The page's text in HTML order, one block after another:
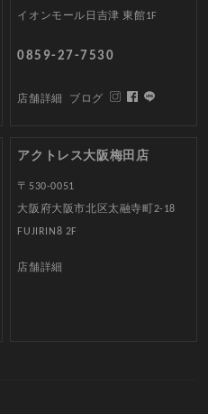
イオンモール日吉津 東館1F
0859-27-7530
店舗詳細 ブログ
アクトレス大阪梅田店
〒530-0051
大阪府大阪市北区太融寺町2-18
FUJIRIN8 2F
店舗詳細